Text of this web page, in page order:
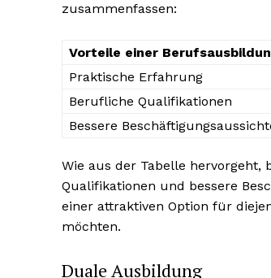
zusammenfassen:
Vorteile einer
Praktische Erfahrung
Berufliche Qualifikationen
Bessere
Wie aus der Tabelle
Qualifikationen und bessere
einer attraktiven Option für
möchten.
Duale Ausbildung